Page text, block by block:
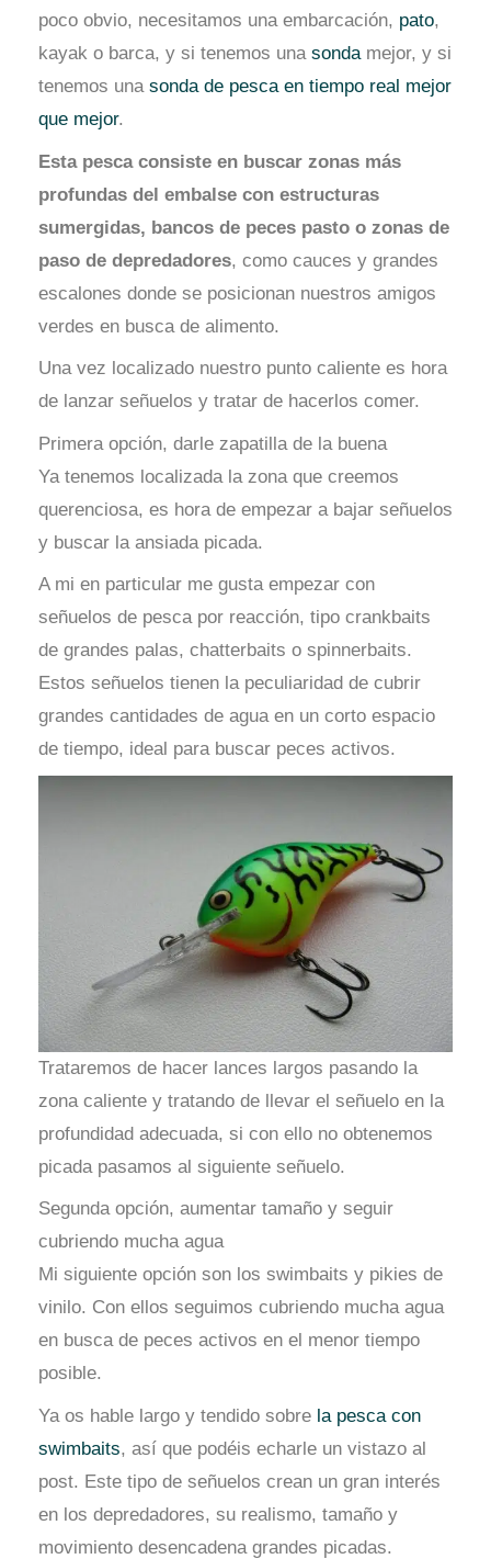
poco obvio, necesitamos una embarcación, pato,
kayak o barca, y si tenemos una sondamejor, y si
tenemos una sonda de pesca en tiempo real mejor
que mejor.
Esta pesca consiste en buscar zonas más
profundas del embalse con estructuras
sumergidas, bancos de peces pasto o zonas de
paso de depredadores, como cauces y grandes
escalones donde se posicionan nuestros amigos
verdes en busca de alimento.
Una vez localizado nuestro punto caliente es hora
de lanzar señuelos y tratar de hacerlos comer.
Primera opción, darle zapatilla de la buena
Ya tenemos localizada la zona que creemos
querenciosa, es hora de empezar a bajar señuelos
y buscar la ansiada picada.
A mi en particular me gusta empezar con
señuelos de pesca por reacción, tipo crankbaits
de grandes palas, chatterbaits o spinnerbaits.
Estos señuelos tienen la peculiaridad de cubrir
grandes cantidades de agua en un corto espacio
de tiempo, ideal para buscar peces activos.
Trataremos de hacer lances largos pasando la
zona caliente y tratando de llevar el señuelo en la
profundidad adecuada, si con ello no obtenemos
picada pasamos al siguiente señuelo.
Segunda opción, aumentar tamaño y seguir
cubriendo mucha agua
Mi siguiente opción son los swimbaits y pikies de
vinilo. Con ellos seguimos cubriendo mucha agua
en busca de peces activos en el menor tiempo
posible.
Ya os hable largo y tendido sobre la pesca con
swimbaits, así que podéis echarle un vistazo al
post. Este tipo de señuelos crean un gran interés
en los depredadores, su realismo, tamaño y
movimiento desencadena grandes picadas.